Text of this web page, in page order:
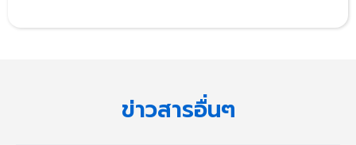
ข่าวสารอื่นๆ